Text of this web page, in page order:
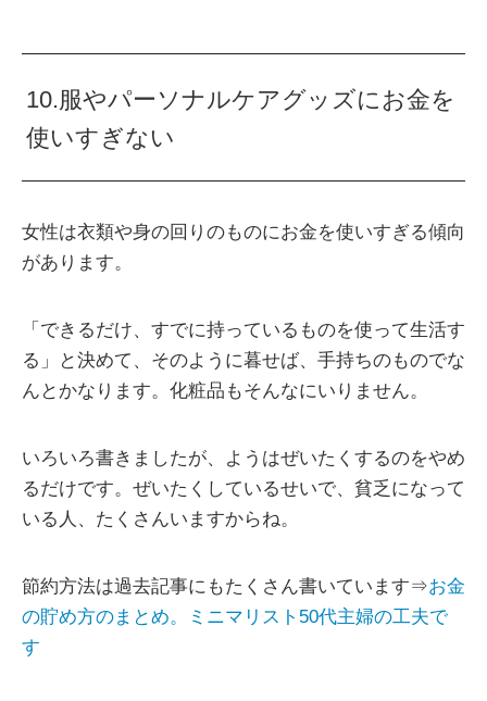
10.服やパーソナルケアグッズにお金を
使いすぎない
女性は衣類や身の回りのものにお金を使いすぎる傾向
があります。
「できるだけ、すでに持っているものを使って生活す
る」と決めて、そのように暮せば、手持ちのものでな
んとかなります。化粧品もそんなにいりません。
いろいろ書きましたが、ようはぜいたくするのをやめ
るだけです。ぜいたくしているせいで、貧乏になって
いる人、たくさんいますからね。
節約方法は過去記事にもたくさん書いています⇒お金
の貯め方のまとめ。ミニマリスト50代主婦の工夫で
す